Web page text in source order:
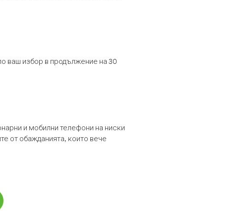
ваш избор в продължение на 30
и мобилни телефони на ниски
от обажданията, които вече